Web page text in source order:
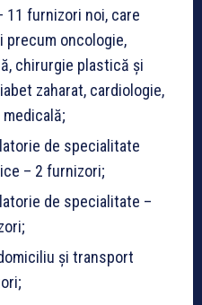
furnizori noi, care
oncologie,
chirurgie plastică și
zaharat, cardiologie,
de specialitate
– 2 furnizori;
de specialitate –
și transport